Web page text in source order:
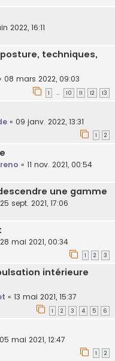
2022, 16:11
techniques,
08 mars 2022, 09:03
1 … 10 11 12 13
« 09 janv. 2022, 13:31
1 2
« 11 nov. 2021, 00:54
une gamme
25 sept. 2021, 17:06
28 mai 2021, 00:34
1 2 3
intérieure
« 13 mai 2021, 15:37
1 2 3 4 5 6
05 mai 2021, 12:47
1 2